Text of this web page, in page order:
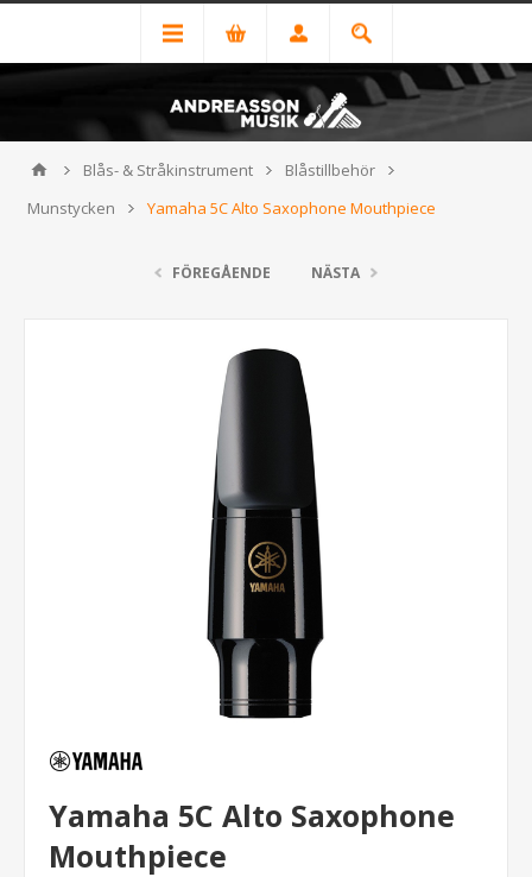
Blås- & Stråkinstrument
Blåstillbehör
Munstycken
Yamaha 5C Alto Saxophone Mouthpiece
FÖREGÅENDE NÄSTA
Yamaha 5C Alto Saxophone
Mouthpiece